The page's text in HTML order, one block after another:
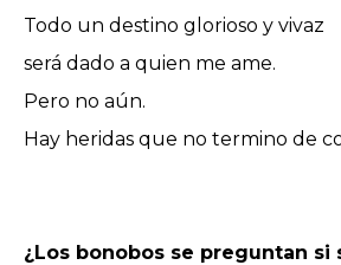
Todo un destino glorioso y vivaz
será dado a quien me ame.
Pero no aún.
Hay heridas que no termino de
¿Los bonobos se preguntan si